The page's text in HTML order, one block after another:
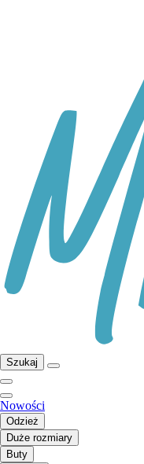
Szukaj
Nowości
Odzież
Duże rozmiary
Buty